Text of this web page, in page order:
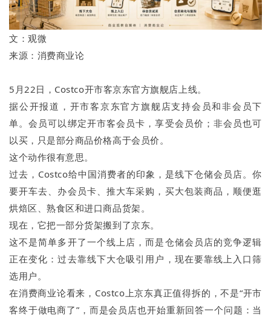
文：观微
来源：消费商业论
5月22日，Costco开市客京东官方旗舰店上线。
据公开报道，开市客京东官方旗舰店支持会员和非会员下
单。会员可以绑定开市客会员卡，享受会员价；非会员也可
以买，只是部分商品价格高于会员价。
这个动作很有意思。
过去，Costco给中国消费者的印象，是线下仓储会员店。你
要开车去、办会员卡、推大车采购，买大包装商品，顺便逛
烘焙区、熟食区和进口商品货架。
现在，它把一部分货架搬到了京东。
这不是简单多开了一个线上店，而是仓储会员店的竞争逻辑
正在变化：过去靠线下大仓吸引用户，现在要靠线上入口筛
选用户。
在消费商业论看来，Costco上京东真正值得拆的，不是“开市
客终于做电商了”，而是会员店也开始重新回答一个问题：当